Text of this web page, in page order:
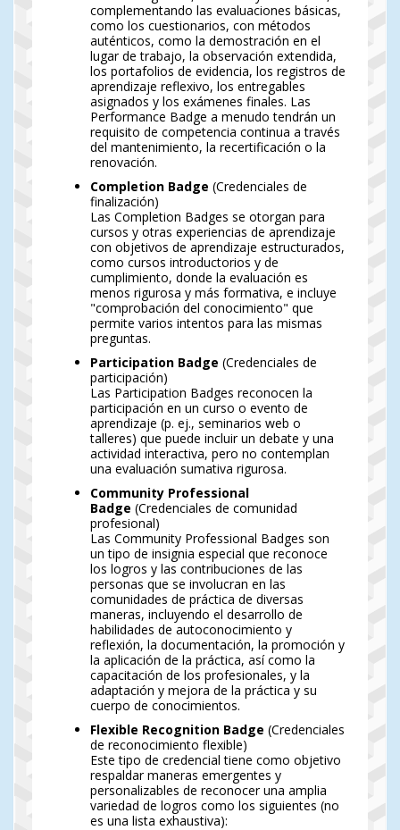
complementando las evaluaciones básicas,
como los cuestionarios, con métodos
auténticos, como la demostración en el
lugar de trabajo, la observación extendida,
los portafolios de evidencia, los registros de
aprendizaje reflexivo, los entregables
asignados y los exámenes finales. Las
Performance Badge a menudo tendrán un
requisito de competencia continua a través
del mantenimiento, la recertificación o la
renovación.
Completion Badge (Credenciales de
finalización)
Las Completion Badges se otorgan para
cursos y otras experiencias de aprendizaje
con objetivos de aprendizaje estructurados,
como cursos introductorios y de
cumplimiento, donde la evaluación es
menos rigurosa y más formativa, e incluye
"comprobación del conocimiento" que
permite varios intentos para las mismas
preguntas.
Participation Badge (Credenciales de
participación)
Las Participation Badges reconocen la
participación en un curso o evento de
aprendizaje (p. ej., seminarios web o
talleres) que puede incluir un debate y una
actividad interactiva, pero no contemplan
una evaluación sumativa rigurosa.
Community Professional
Badge (Credenciales de comunidad
profesional)
Las Community Professional Badges son
un tipo de insignia especial que reconoce
los logros y las contribuciones de las
personas que se involucran en las
comunidades de práctica de diversas
maneras, incluyendo el desarrollo de
habilidades de autoconocimiento y
reflexión, la documentación, la promoción y
la aplicación de la práctica, así como la
capacitación de los profesionales, y la
adaptación y mejora de la práctica y su
cuerpo de conocimientos.
Flexible Recognition Badge (Credenciales
de reconocimiento flexible)
Este tipo de credencial tiene como objetivo
respaldar maneras emergentes y
personalizables de reconocer una amplia
variedad de logros como los siguientes (no
es una lista exhaustiva):